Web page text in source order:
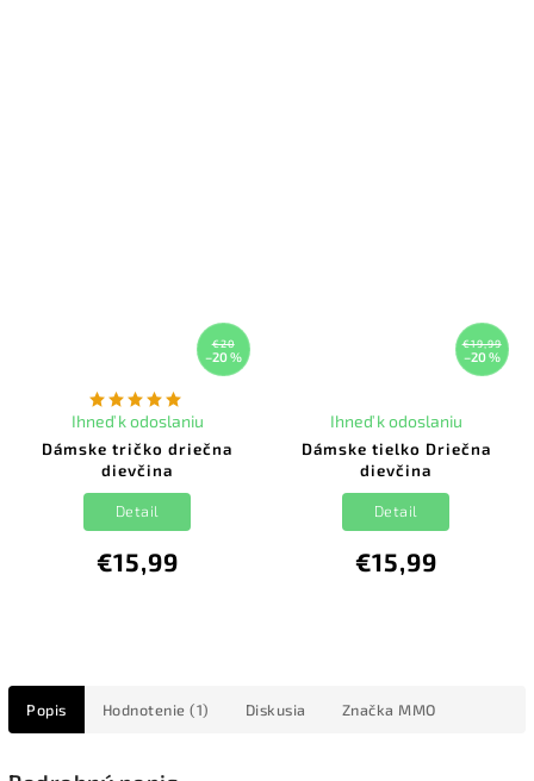
€20
–20 %
Dámske tričko driečna
dievčina
Ihneď k odoslaniu
€15,99
Detail
€19,99
–20 %
Dámske tielko Driečna
dievčina
Ihneď k odoslaniu
€15,99
Detail
Popis Hodnotenie (1) Diskusia Značka MMO